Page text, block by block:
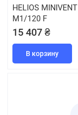
HELIOS MINIVENT
M1/120 F
15 407 ₴
В корзину